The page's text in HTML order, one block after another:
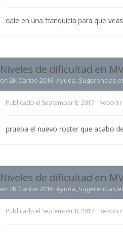
dale en una franquicia para que
Niveles de dificultad en
en 2K Caribe 2016: Ayuda,
Publicado el September 8, 2017 · Report
prueba el nuevo roster que acabo
Niveles de dificultad en
en 2K Caribe 2016: Ayuda,
Publicado el September 8, 2017 · Report